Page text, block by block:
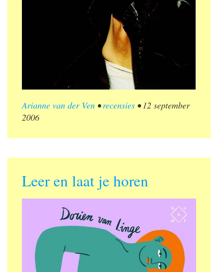
Arianne van der Ven •recensies •12 september
2006
Leer en laat je horen